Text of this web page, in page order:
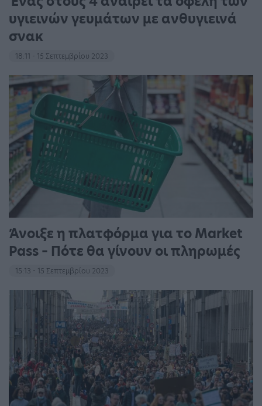
υγιεινών γευμάτων με ανθυγιεινά
σνακ
18:11 - 15 Σεπτεμβρίου 2023
Άνοιξε η πλατφόρμα για το Market
Pass – Πότε θα γίνουν οι πληρωμές
15:13 - 15 Σεπτεμβρίου 2023